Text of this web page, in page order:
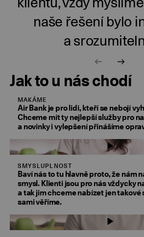
naše řešení bylo
a
Jak to u nás chodí
MAKÁME
Air Bank je pro lidi, kteří se nebojí
Chceme mít ty nejlepší služby pro
a novinky i vylepšení přinášíme
SMYSLUPLNOST
Baví nás to tu hlavně proto, že nám
smysl. Klienti jsou pro nás vždycky
a tak jim chceme nabízet jen takové
sami věříme.